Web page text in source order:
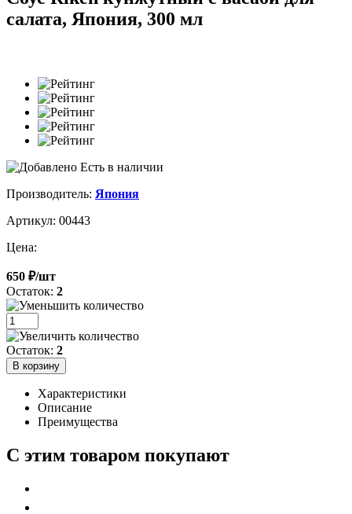
салата, Япония, 300 мл
Есть в наличии
Производитель: Япония
Артикул: 00443
Цена:
650 ₽/шт
Остаток: 2
Остаток: 2
В корзину
Характеристики
Описание
Преимущества
С этим товаром покупают